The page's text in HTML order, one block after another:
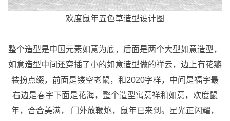
欢度鼠年五色草造型设计图
整个造型是中国元素如意为底，后面是两个大型如意造型，
如意造型中间还穿插了小的如意造型做的祥云，边上有花瓣
装扮点缀，前面是镂空老鼠，和2020字样，中间是福字最
右边是春字下面是花海，整个造型寓意祥和如意，欢度鼠
年，合合美满， 门外放鞭炮，鼠年已来到。星光正闪耀，